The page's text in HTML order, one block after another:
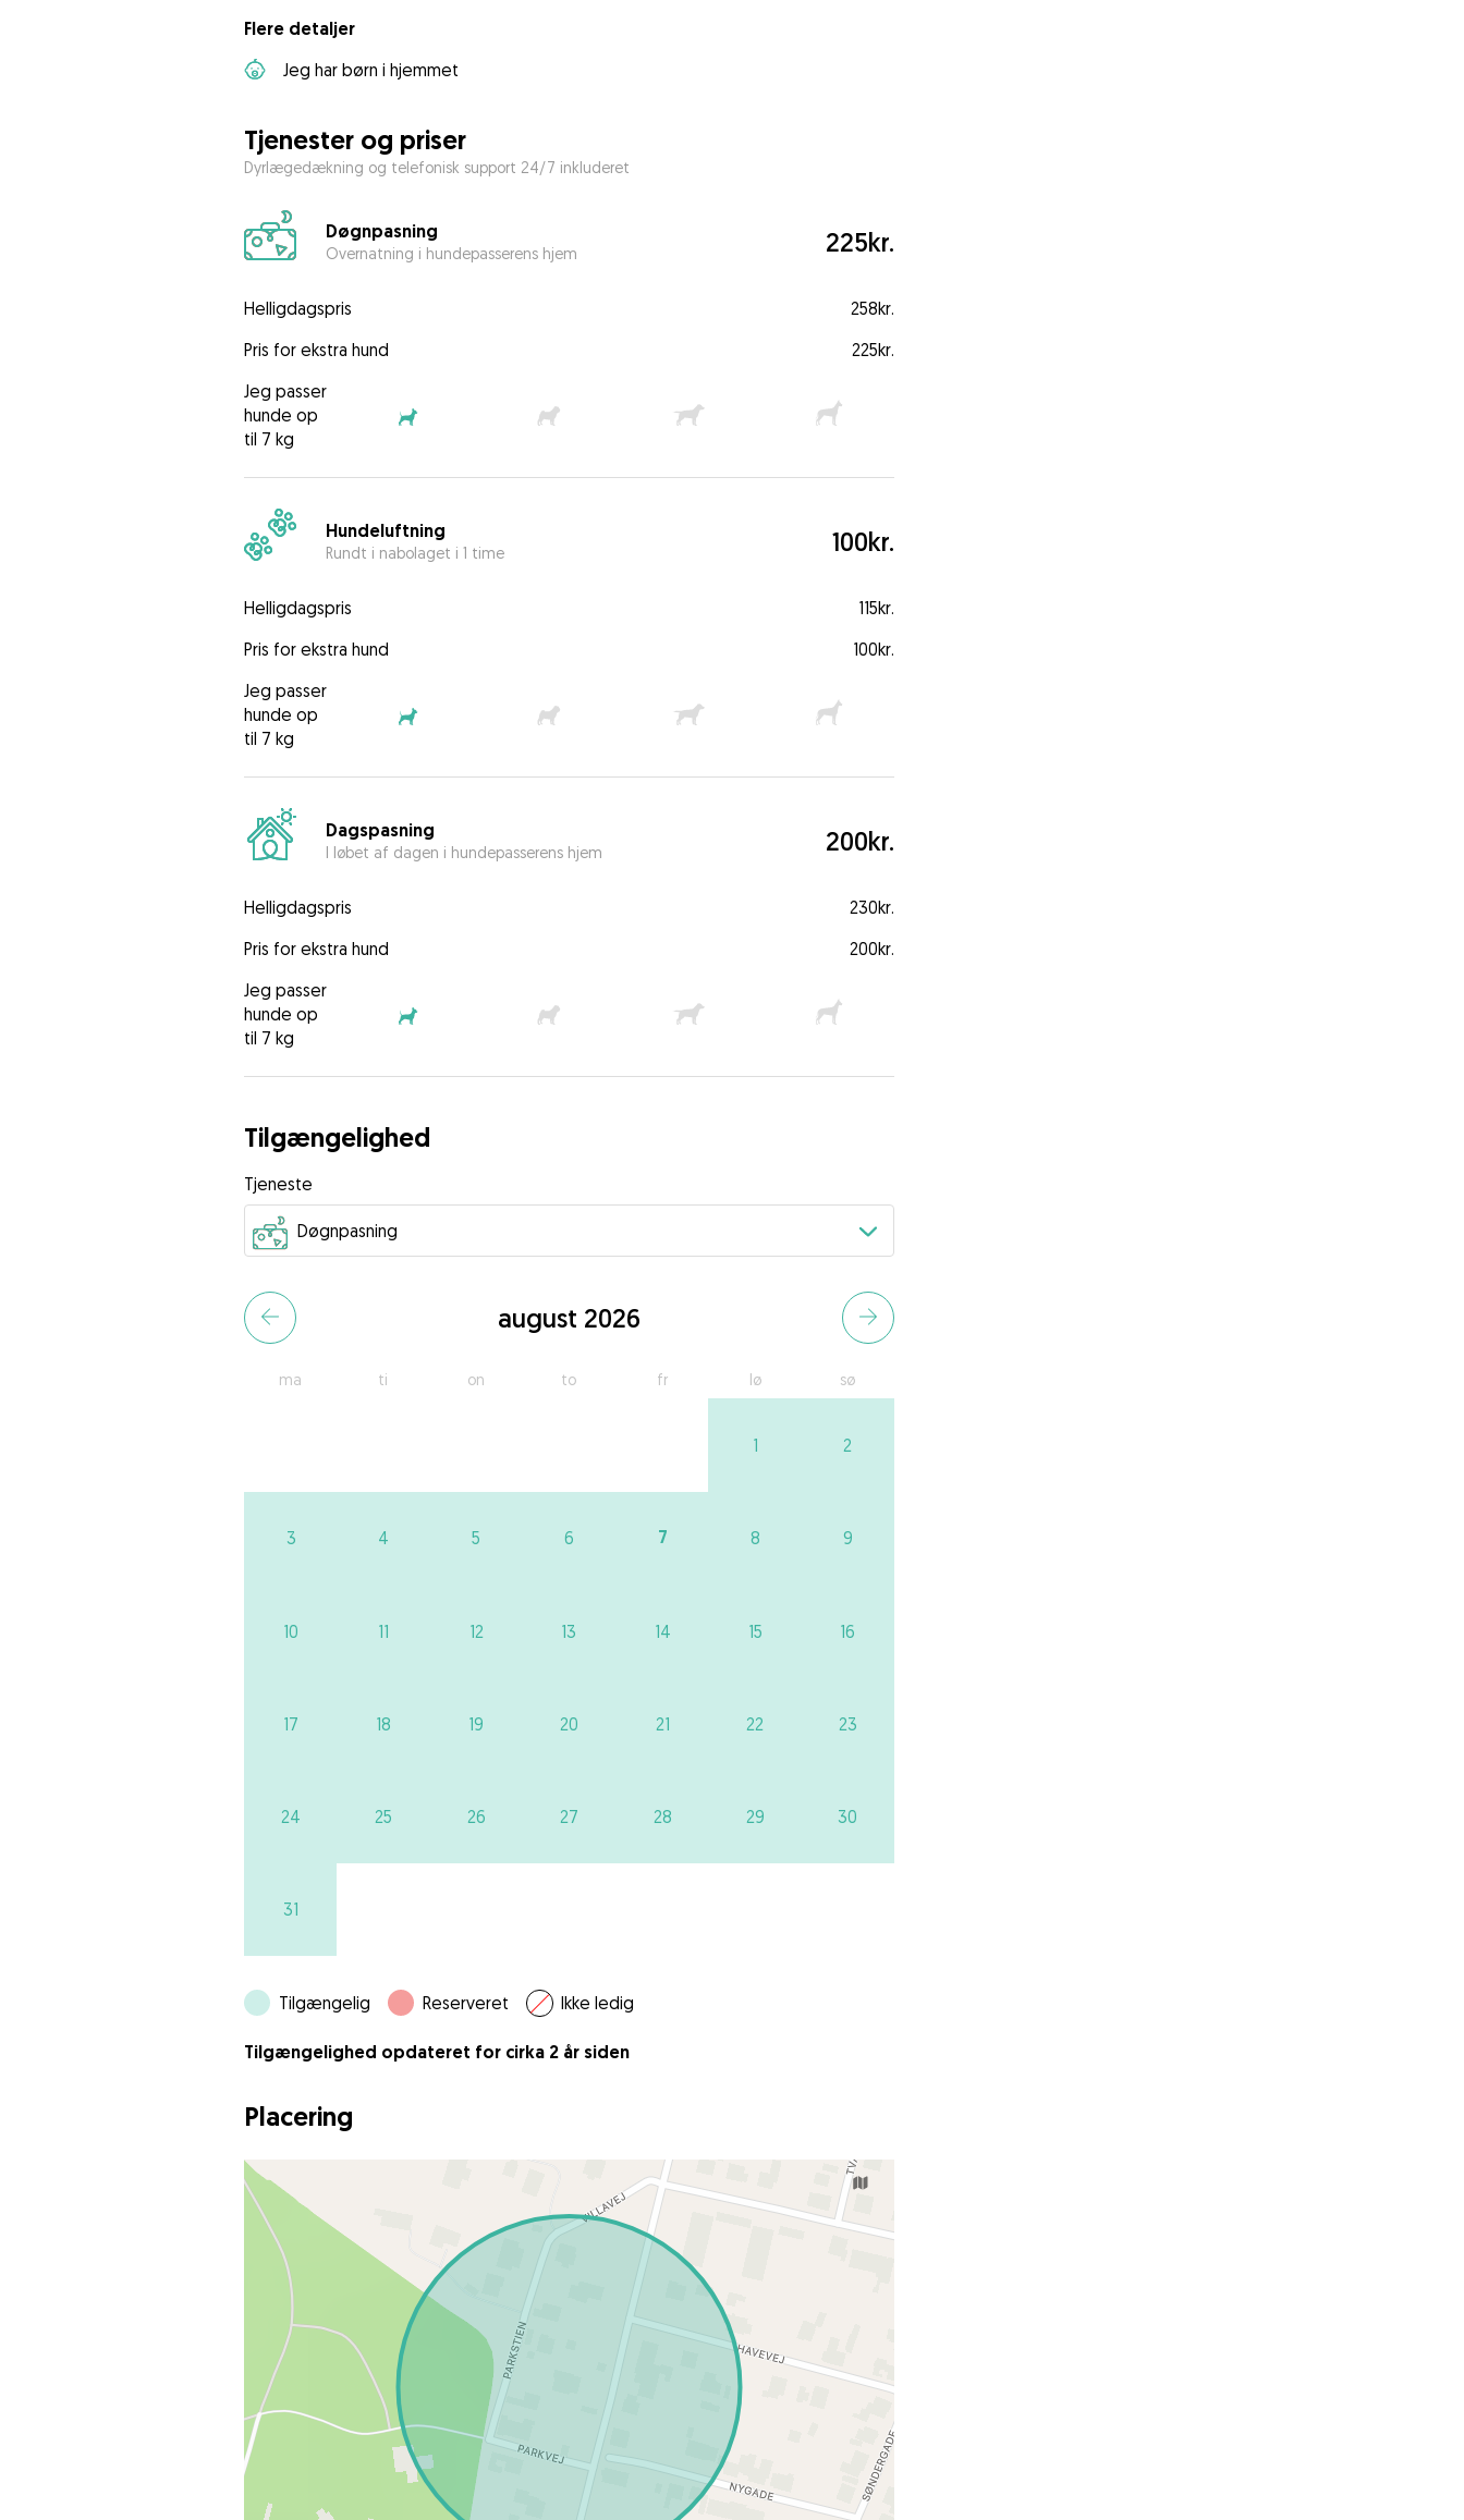
Flere detaljer
Jeg har børn i hjemmet
Tjenester og priser
Dyrlægedækning og telefonisk support 24/7 inkluderet
Døgnpasning
Overnatning i hundepasserens hjem 225kr.
Helligdagspris
258kr.
Pris for ekstra hund
225kr.
Jeg passer
hunde op
til 7 kg
Hundeluftning
Rundt i nabolaget i 1 time 100kr.
Helligdagspris
115kr.
Pris for ekstra hund
100kr.
Jeg passer
hunde op
til 7 kg
Dagspasning
I løbet af dagen i hundepasserens hjem 200kr.
Helligdagspris
230kr.
Pris for ekstra hund
200kr.
Jeg passer
hunde op
til 7 kg
Tilgængelighed
Tjeneste
august 2026
ma ti on to fr lø sø
1 2
3 4 5 6 7 8 9
10 11 12 13 14 15 16
17 18 19 20 21 22 23
24 25 26 27 28 29 30
31
Tilgængelig Reserveret Ikke ledig
Tilgængelighed opdateret for cirka 2 år siden
Placering